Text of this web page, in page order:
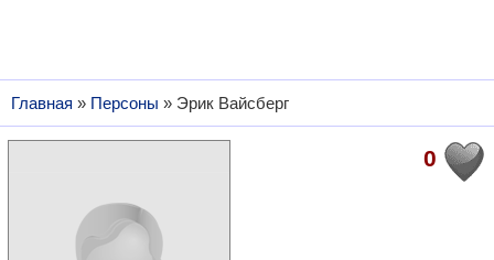
Главная » Персоны » Эрик Вайсберг
0